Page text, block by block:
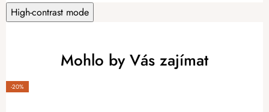
High-contrast mode
Mohlo by Vás zajímat
-20%